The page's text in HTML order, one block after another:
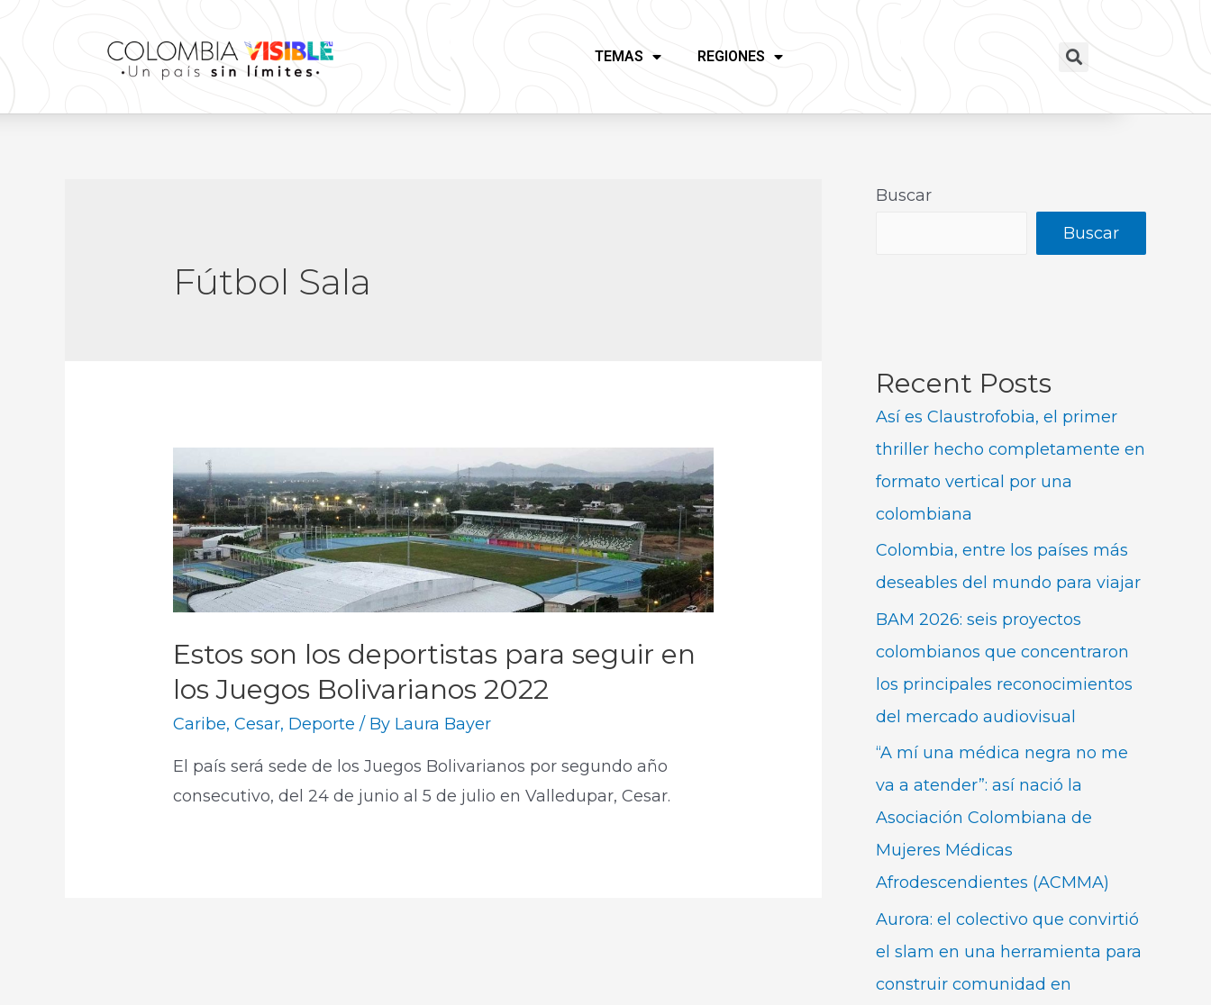
TEMAS REGIONES
Fútbol Sala
Estos son los deportistas para seguir en
los Juegos Bolivarianos 2022
Caribe,Cesar, Deporte / By Laura Bayer
El país será sede de los Juegos Bolivarianos por segundo año
consecutivo, del 24 de junio al 5 de julio en Valledupar, Cesar.
Buscar
Buscar
Recent Posts
Así es Claustrofobia, el primer
thriller hecho completamente en
formato vertical por una
colombiana
Colombia, entre los países más
deseables del mundo para viajar
BAM 2026: seis proyectos
colombianos que concentraron
los principales reconocimientos
del mercado audiovisual
“A mí una médica negra no me
va a atender”: así nació la
Asociación Colombiana de
Mujeres Médicas
Afrodescendientes (ACMMA)
Aurora: el colectivo que convirtió
el slam en una herramienta para
construir comunidad en